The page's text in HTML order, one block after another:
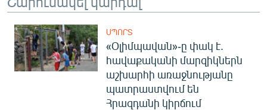
ՍՊՈՐՏ
«Օլիմպավան»-ը փակ է.
հավաքականի մարզիկներն
աշխարհի առաջնությանը
պատրաստվում են
Հրազդանի կիրճում